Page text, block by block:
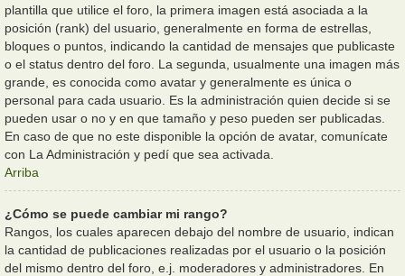
plantilla que utilice el foro, la primera imagen está asociada a la
posición (rank) del usuario, generalmente en forma de estrellas,
bloques o puntos, indicando la cantidad de mensajes que publicaste
o el status dentro del foro. La segunda, usualmente una imagen más
grande, es conocida como avatar y generalmente es única o
personal para cada usuario. Es la administración quien decide si se
pueden usar o no y en que tamaño y peso pueden ser publicadas.
En caso de que no este disponible la opción de avatar, comunícate
con La Administración y pedí que sea activada.
Arriba
¿Cómo se puede cambiar mi rango?
Rangos, los cuales aparecen debajo del nombre de usuario, indican
la cantidad de publicaciones realizadas por el usuario o la posición
del mismo dentro del foro, e.j. moderadores y administradores. En